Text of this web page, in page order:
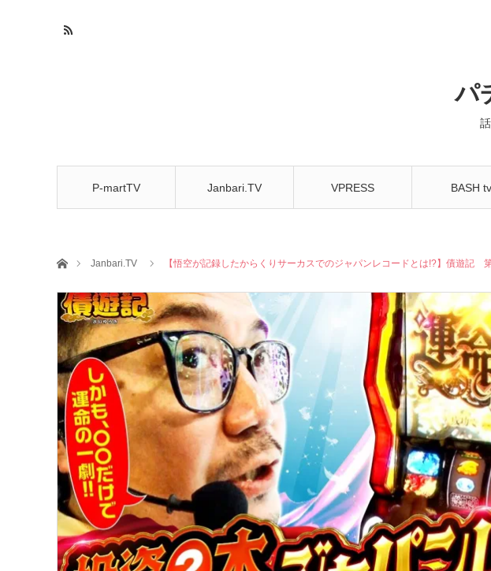
パ
P-martTV Janbari.TV VPRESS BASH tv
ホームJanbari.TV 【悟空が記録したからくりサーカスでのジャパンレコードとは!?】債遊記